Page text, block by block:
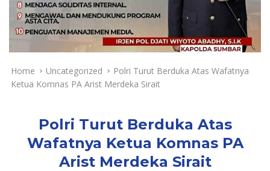
y
a
a
n
T
n
Home Uncategorized
Polri Turut Berduka Atas Wafatnya
Ketua Komnas PA Arist Merdeka Sirait
Polri Turut Berduka Atas
Wafatnya Ketua Komnas PA
Arist Merdeka Sirait